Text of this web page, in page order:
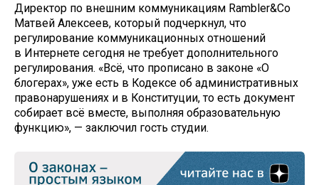
Директор по внешним коммуникациям Rambler&Co
Матвей Алексеев, который подчеркнул, что
регулирование коммуникационных отношений
в Интернете сегодня не требует дополнительного
регулирования. «Всё, что прописано в законе «О
блогерах», уже есть в Кодексе об административных
правонарушениях и в Конституции, то есть документ
собирает всё вместе, выполняя образовательную
функцию», — заключил гость студии.